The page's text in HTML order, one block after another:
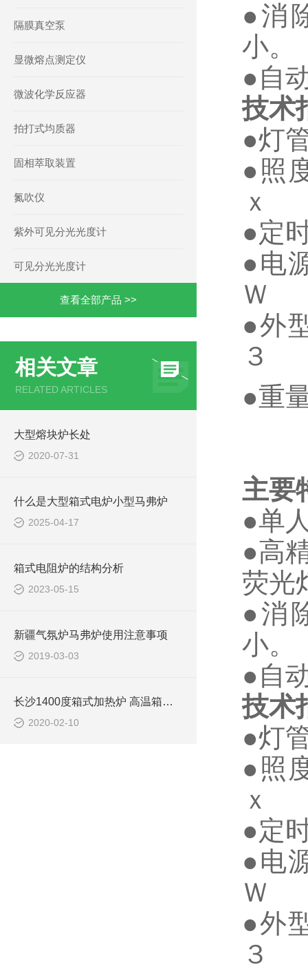
隔膜真空泵
显微熔点测定仪
微波化学反应器
拍打式均质器
固相萃取装置
氮吹仪
紫外可见分光光度计
可见分光光度计
查看全部产品 >>
相关文章
RELATED ARTICLES
大型熔块炉长处
2020-07-31
什么是大型箱式电炉小型马弗炉
2025-04-17
箱式电阻炉的结构分析
2023-05-15
新疆气氛炉马弗炉使用注意事项
2019-03-03
长沙1400度箱式加热炉 高温箱式烧结炉
2020-02-10
●消
小
●自
技术
●
●照
ｘ
●
●
Ｗ
●
３
●
主要
●单
●高
荧光
●消
小
●自
技术
●
●照
ｘ
●
●
Ｗ
●
３